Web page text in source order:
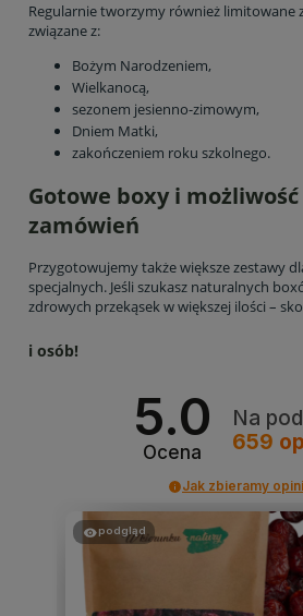
Regularnie tworzymy również limitowane
związane z:
Bożym Narodzeniem,
Wielkanocą,
sezonem jesienno-zimowym,
Dniem Matki,
zakończeniem roku szkolnego.
Gotowe boxy i
zamówień
Przygotowujemy także większe zestawy
specjalnych. Jeśli szukasz naturalnych
zdrowych przekąsek w większej ilości –
i osób!
5.0
Ocena
Na
659
Jak zbieramy
podgląd